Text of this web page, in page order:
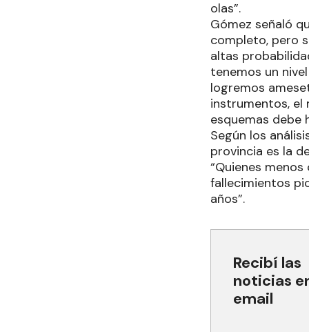
olas”.
Gómez señaló
completo, pero
altas
tenemos un
logremos
instrumentos, el
esquemas debe
Según los
provincia es la
“Quienes
fallecimientos
años”.
Recibí las
noticias
email